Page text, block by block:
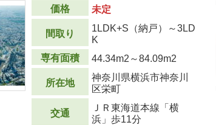
価格 未定
間取り
1LDK+S（納戸）～3LD
K
専有面積
44.34m2 ～84.09m2
所在地
神奈川県横浜市神奈川
区栄町
交通
ＪＲ東海道本線「横
浜」歩11分